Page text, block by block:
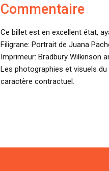
Commentaire
Ce billet est en excellent état,
Filigrane: Portrait de Juana
Imprimeur: Bradbury Wilkinson
Les photographies et visuels
caractère contractuel.